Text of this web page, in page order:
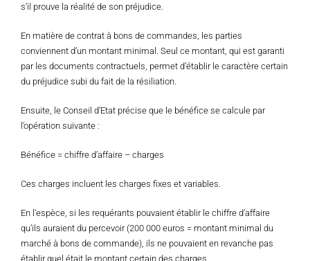
s’il prouve la réalité de son préjudice.
En matière de contrat à bons de commandes, les parties
conviennent d’un montant minimal. Seul ce montant, qui est garanti
par les documents contractuels, permet d’établir le caractère certain
du préjudice subi du fait de la résiliation.
Ensuite, le Conseil d’Etat précise que le bénéfice se calcule par
l’opération suivante :
Bénéfice = chiffre d’affaire – charges
Ces charges incluent les charges fixes et variables.
En l’espèce, si les requérants pouvaient établir le chiffre d’affaire
qu’ils auraient du percevoir (200 000 euros = montant minimal du
marché à bons de commande), ils ne pouvaient en revanche pas
établir quel était le montant certain des charges.